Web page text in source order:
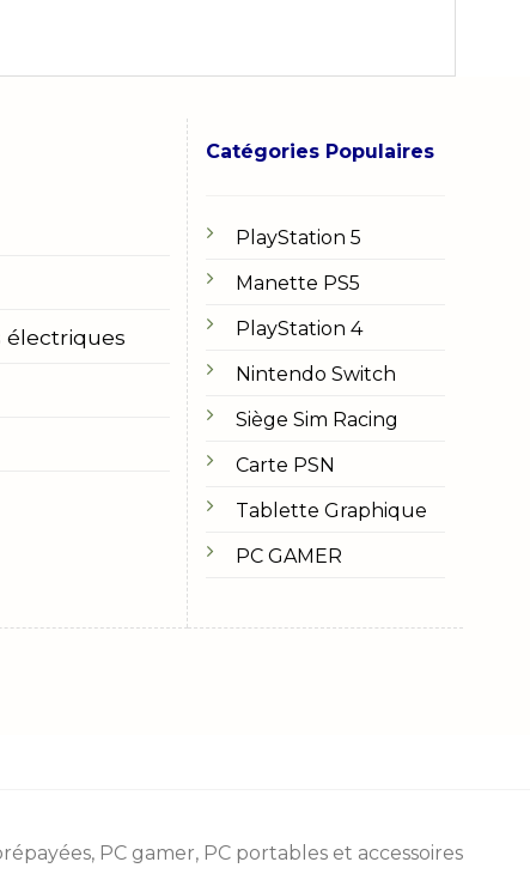
électriques
Catégories Populaires
PlayStation 5
Manette PS5
PlayStation 4
Nintendo Switch
Siège Sim Racing
Carte PSN
Tablette Graphique
PC GAMER
, PC gamer, PC portables et accessoires